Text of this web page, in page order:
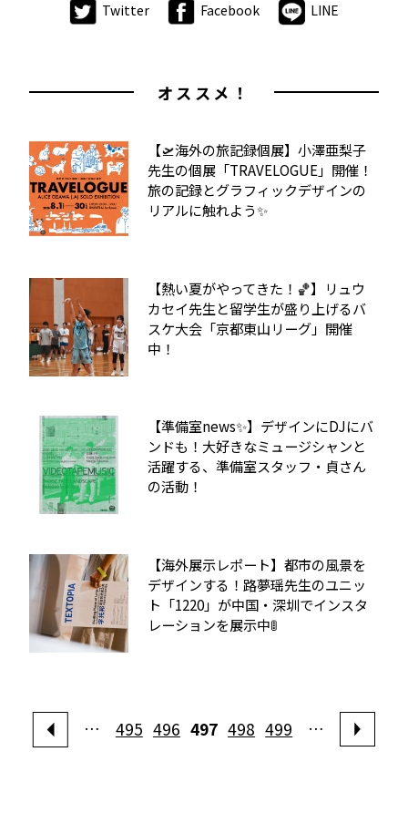
Twitter Facebook LINE
オススメ！
【🛫海外の旅記録個展】小澤亜梨子
先生の個展「TRAVELOGUE」開催！
旅の記録とグラフィックデザインの
リアルに触れよう✨
【熱い夏がやってきた！🏀】リュウ
カセイ先生と留学生が盛り上げるバ
スケ大会「京都東山リーグ」開催
中！
【準備室news✨】デザインにDJにバ
ンドも！大好きなミュージシャンと
活躍する、準備室スタッフ・貞さん
の活動！
【海外展示レポート】都市の風景を
デザインする！路夢瑶先生のユニッ
ト「1220」が中国・深圳でインスタ
レーションを展示中🚦
… 495 496 497 498 499 …